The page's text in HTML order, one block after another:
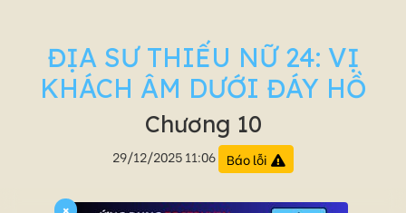
ĐỊA SƯ THIẾU NỮ 24: VỊ
KHÁCH ÂM DƯỚI ĐÁY HỒ
Chương 10
29/12/2025 11:06 Báo lỗi